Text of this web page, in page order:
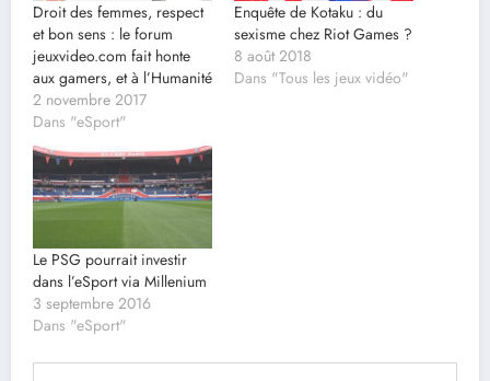
Droit des femmes, respect
et bon sens : le forum
jeuxvideo.com fait honte
aux gamers, et à l’Humanité
2 novembre 2017
Dans "eSport"
Enquête de Kotaku : du
sexisme chez Riot Games ?
8 août 2018
Dans "Tous les jeux vidéo"
Le PSG pourrait investir
dans l’eSport via Millenium
3 septembre 2016
Dans "eSport"